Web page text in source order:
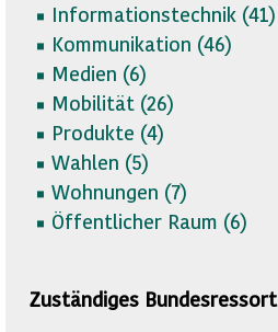
Informationstechnik (41)
Kommunikation (46)
Medien (6)
Mobilität (26)
Produkte (4)
Wahlen (5)
Wohnungen (7)
Öffentlicher Raum (6)
Zuständiges Bundesressort